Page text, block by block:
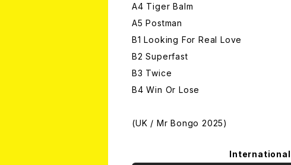
A4 Tiger Balm
A5 Postman
B1 Looking For Real Love
B2 Superfast
B3 Twice
B4 Win Or Lose
(UK / Mr Bongo 2025)